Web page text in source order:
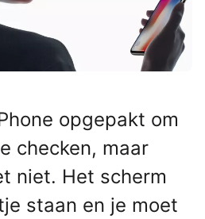
opgepakt om
checken, maar
niet. Het scherm
staan en je moet